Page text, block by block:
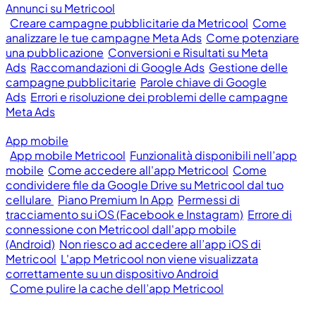
Annunci su Metricool
Creare campagne pubblicitarie da Metricool Come
analizzare le tue campagne Meta Ads Come potenziare
una pubblicazione Conversioni e Risultati su Meta
Ads Raccomandazioni di Google Ads Gestione delle
campagne pubblicitarie Parole chiave di Google
Ads Errori e risoluzione dei problemi delle campagne
Meta Ads
App mobile
App mobile Metricool Funzionalità disponibili nell’app
mobile Come accedere all'app Metricool Come
condividere file da Google Drive su Metricool dal tuo
cellulare Piano Premium In App Permessi di
tracciamento su iOS (Facebook e Instagram) Errore di
connessione con Metricool dall'app mobile
(Android) Non riesco ad accedere all’app iOS di
Metricool L'app Metricool non viene visualizzata
correttamente su un dispositivo Android
Come pulire la cache dell’app Metricool